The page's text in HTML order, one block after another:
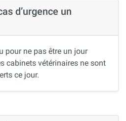
d’urgence un
pour ne pas être un jour
cabinets vétérinaires ne sont
ce jour.